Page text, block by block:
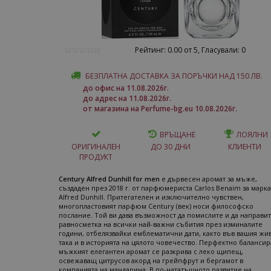
Рейтинг: 0.00 от 5, Гласували: 0
БЕЗПЛАТНА ДОСТАВКА ЗА ПОРЪЧКИ НАД 150 ЛВ.
до офис на 11.08.2026г.
до адрес на 11.08.2026г.
от магазина на Perfume-bg.eu 10.08.2026г.
ОРИГИНАЛЕН
ПРОДУКТ
ВРЪЩАНЕ
ДО 30 ДНИ
ЛОЯЛНИ
КЛИЕНТИ
Century Alfred Dunhill for men е дървесен аромат за мъже,
създаден през 2018 г. от парфюмериста Carlos Benaim за
Alfred Dunhill. Притегателен и изключително чувствен,
многопластовият парфюм Century (век) носи философско
послание. Той ви дава възможност да помислите и да
равносметка на всички най-важни събития през изминалите
години, отбелязвайки емблематични дати, както във вашия
така и в историята на цялото човечество. Перфектно
мъжкият елегантен аромат се разкрива с леко щипещ,
освежаващ цитрусов акорд на грейпфрут и бергамот в